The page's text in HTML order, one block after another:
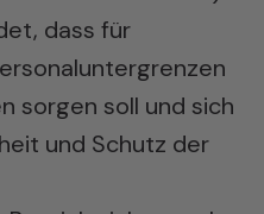
dass für
sorgen soll und sich
und Schutz der